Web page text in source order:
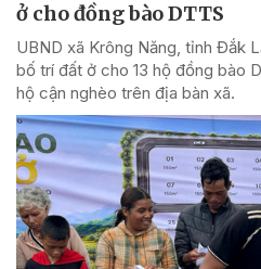
ở cho đồng bào DTTS
UBND xã Krông Năng, tỉnh Đắk
bố trí đất ở cho 13 hộ đồng bào
hộ cận nghèo trên địa bàn xã.